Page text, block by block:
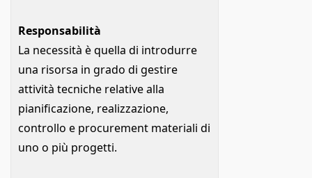
Responsabilità
La necessità è quella di introdurre
una risorsa in grado di gestire
attività tecniche relative alla
pianificazione, realizzazione,
controllo e procurement materiali di
uno o più progetti.